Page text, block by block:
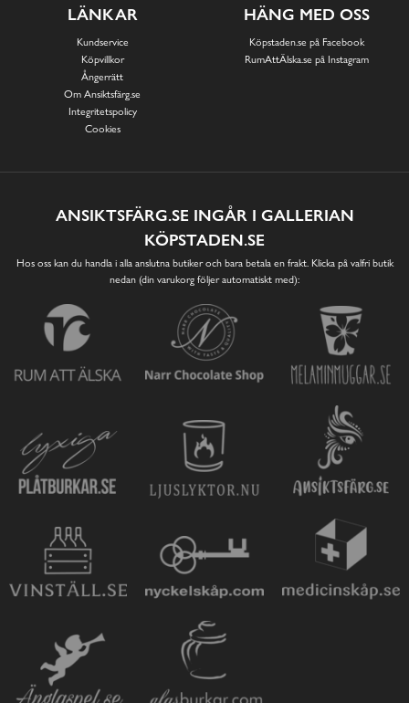
LÄNKAR
Kundservice
Köpvillkor
Ångerrätt
Om Ansiktsfärg.se
Integritetspolicy
Cookies
HÄNG MED OSS
Köpstaden.se på Facebook
RumAttÄlska.se på Instagram
ANSIKTSFÄRG.SE INGÅR I GALLERIAN
KÖPSTADEN.SE
Hos oss kan du handla i alla anslutna butiker och bara betala en frakt. Klicka på valfri butik
nedan (din varukorg följer automatiskt med):